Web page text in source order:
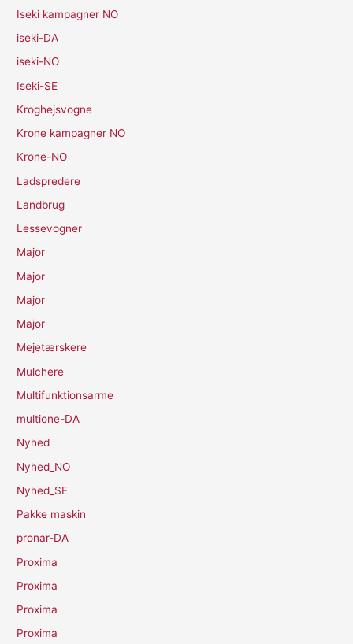
Iseki kampagner NO
iseki-DA
iseki-NO
Iseki-SE
Kroghejsvogne
Krone kampagner NO
Krone-NO
Ladspredere
Landbrug
Lessevogner
Major
Major
Major
Major
Mejetærskere
Mulchere
Multifunktionsarme
multione-DA
Nyhed
Nyhed_NO
Nyhed_SE
Pakke maskin
pronar-DA
Proxima
Proxima
Proxima
Proxima